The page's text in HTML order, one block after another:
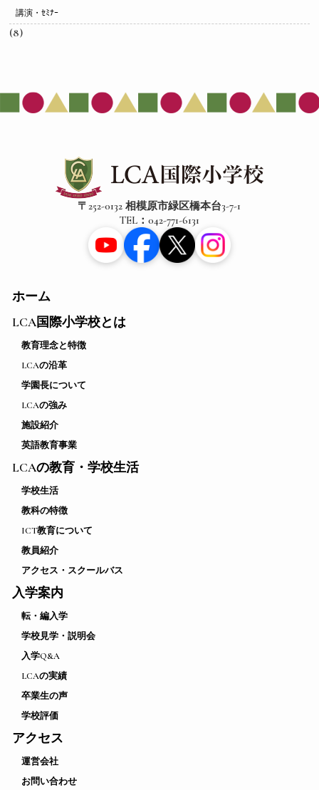
講演・ｾﾐﾅｰ
(8)
〒252-0132 相模原市緑区橋本台3-7-1
TEL：042-771-6131
ホーム
LCA国際小学校とは
教育理念と特徴
LCAの沿革
学園長について
LCAの強み
施設紹介
英語教育事業
LCAの教育・学校生活
学校生活
教科の特徴
ICT教育について
教員紹介
アクセス・スクールバス
入学案内
転・編入学
学校見学・説明会
入学Q&A
LCAの実績
卒業生の声
学校評価
アクセス
運営会社
お問い合わせ